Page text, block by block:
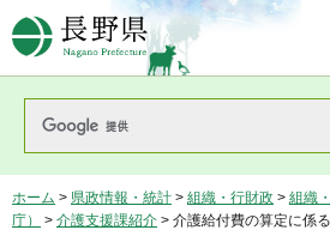
長野県Nagano
ホーム > 県政情報・統計 > 組織・行財政 > 組織
庁）
> 介護支援課紹介 > 介護給付費の算定に係